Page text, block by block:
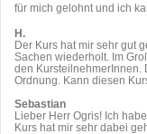
für mich gelohnt und ich
H.
Der Kurs hat mir sehr gut
Sachen wiederholt. Im
den KursteilnehmerInnen.
Ordnung. Kann diesen
Sebastian
Lieber Herr Ogris! Ich
Kurs hat mir sehr dabei